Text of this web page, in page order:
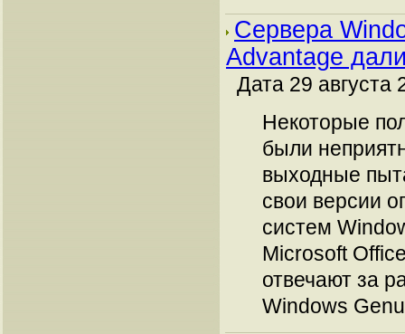
Сервера
Advantage
Дата 29 августа
Некоторые
были
выходные
свои версии
систем
Microsoft
отвечают за
Windows